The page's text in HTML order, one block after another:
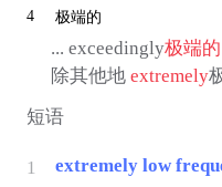
4 极端的
... exceedingly极端的
除其他地 extremely
短语
1 extremely low